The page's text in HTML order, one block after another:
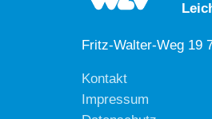
Fritz-Walter-Weg 19
Kontakt
Impressum